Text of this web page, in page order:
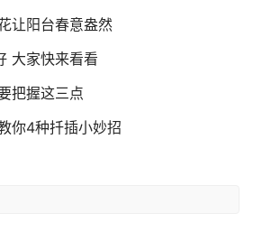
让阳台春意盎然
大家快来看看
把握这三点
你4种扦插小妙招